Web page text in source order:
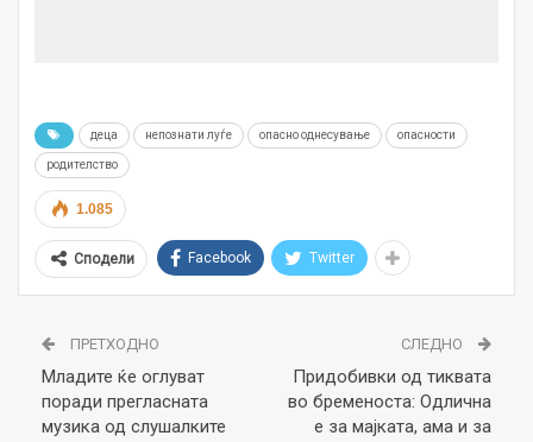
деца непознати луѓе опасно однесување опасности
родителство
1.085
Сподели Facebook Twitter
ПРЕТХОДНО
Младите ќе оглуват
поради прегласната
музика од слушалките
СЛЕДНО
Придобивки од тиквата
во бременоста: Одлична
е за мајката, ама и за